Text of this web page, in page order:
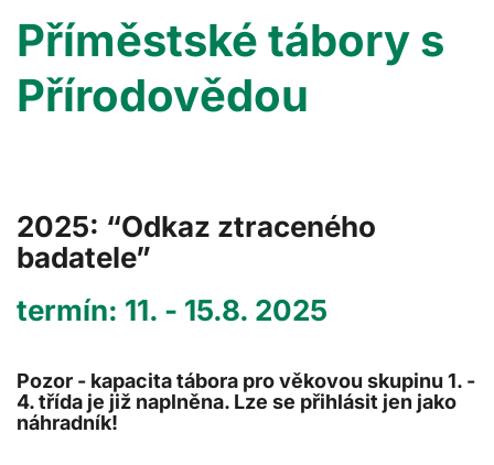
Příměstské tábory s
Přírodovědou
2025: “Odkaz ztraceného
badatele”
termín: 11. - 15.8. 2025
Pozor - kapacita tábora pro věkovou skupinu 1. -
4. třída je již naplněna. Lze se přihlásit jen jako
náhradník!